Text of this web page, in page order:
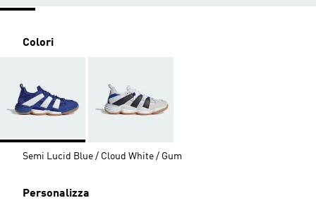
Colori
Semi Lucid Blue / Cloud White / Gum
Personalizza